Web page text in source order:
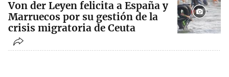
Von der Leyen felicita a España y
Marruecos por su gestión de la
crisis migratoria de Ceuta